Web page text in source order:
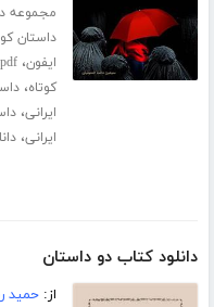
مجموعه
داستان
ایفون،pdf داستان رایگان
کوتاه،
ایرانی،
ایرانی،
دانلود کتاب دو داستان
از:حمید